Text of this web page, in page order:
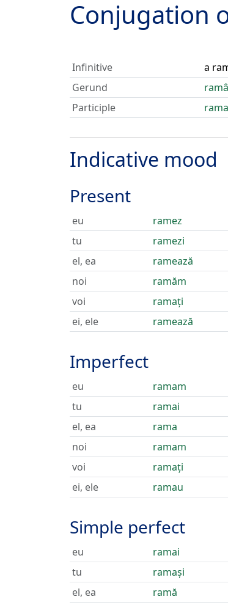
Conjugation
Infinitive
a
Gerund
Participle
Indicative mood
Present
eu
ramez
tu
ramezi
el, ea
ramează
noi
ramăm
voi
ramați
ei, ele
ramează
Imperfect
eu
ramam
tu
ramai
el, ea
rama
noi
ramam
voi
ramați
ei, ele
ramau
Simple perfect
eu
ramai
tu
ramași
el, ea
ramă